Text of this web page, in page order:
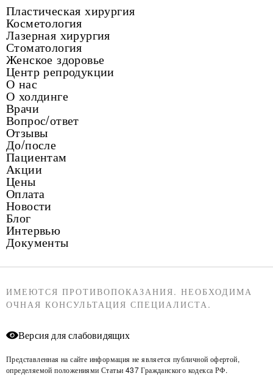
Пластическая хирургия
Косметология
Лазерная хирургия
Стоматология
Женское здоровье
Центр репродукции
О нас
О холдинге
Врачи
Вопрос/ответ
Отзывы
До/после
Пациентам
Акции
Цены
Оплата
Новости
Блог
Интервью
Документы
ИМЕЮТСЯ ПРОТИВОПОКАЗАНИЯ. НЕОБХОДИМА
ОЧНАЯ КОНСУЛЬТАЦИЯ СПЕЦИАЛИСТА.
Версия для слабовидящих
Представленная на сайте информация не является публичной офертой,
определяемой положениями Статьи 437 Гражданского кодекса РФ.